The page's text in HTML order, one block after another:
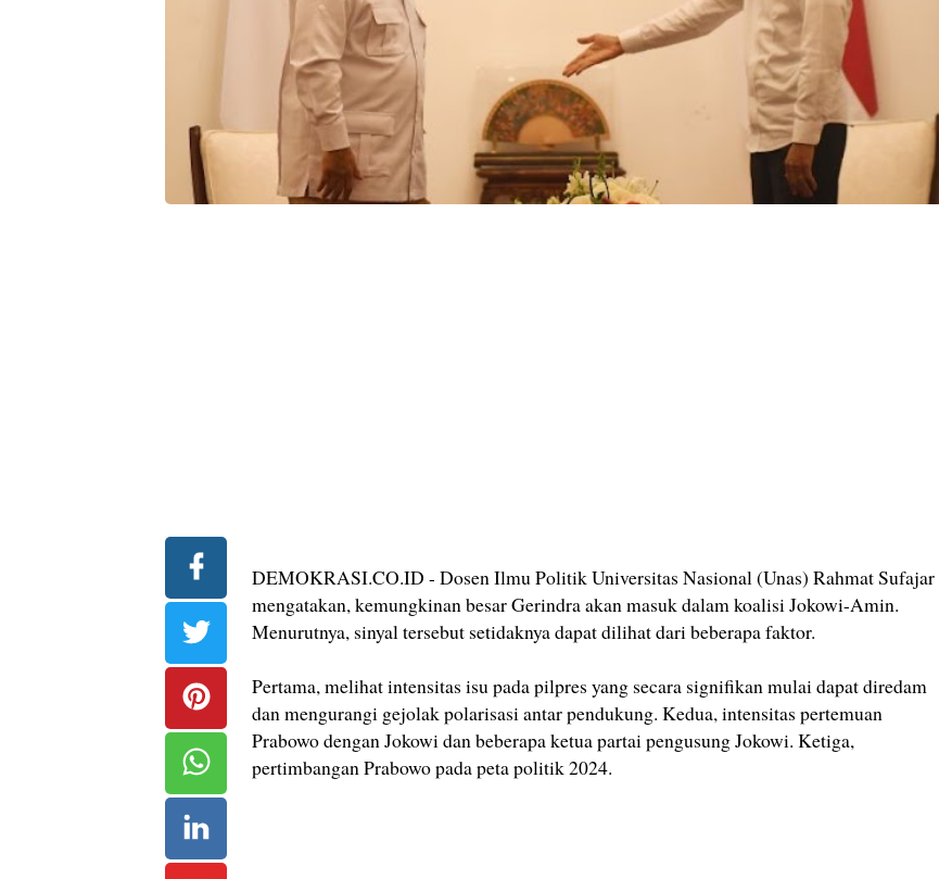
DEMOKRASI.CO.ID - Dosen Ilmu Politik Universitas Nasional (Unas) Rahmat Sufajar
mengatakan, kemungkinan besar Gerindra akan masuk dalam koalisi Jokowi-Amin.
Menurutnya, sinyal tersebut setidaknya dapat dilihat dari beberapa faktor.
Pertama, melihat intensitas isu pada pilpres yang secara signifikan mulai dapat diredam
dan mengurangi gejolak polarisasi antar pendukung. Kedua, intensitas pertemuan
Prabowo dengan Jokowi dan beberapa ketua partai pengusung Jokowi. Ketiga,
pertimbangan Prabowo pada peta politik 2024.